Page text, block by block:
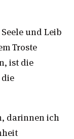
und Leib
Troste
ist die
darinnen ich